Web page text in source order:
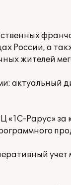
России, а
жителей
актуальный
«1С-Рарус»
учет